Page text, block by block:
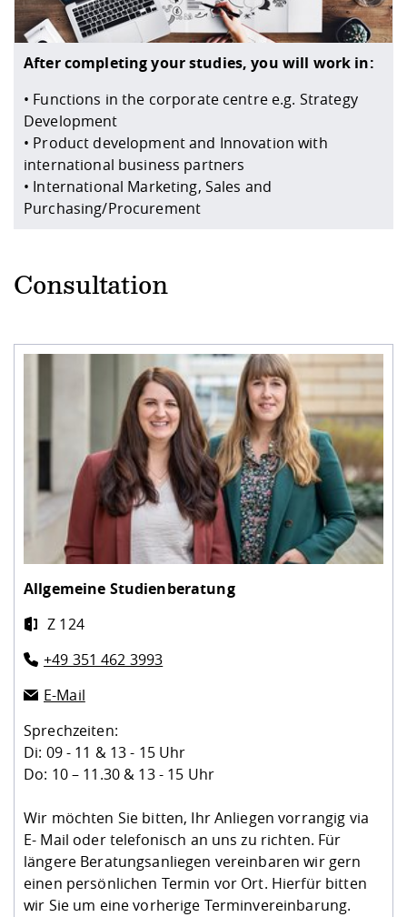
After completing your studies, you will work in:
• Functions in the corporate centre e.g. Strategy
Development
• Product development and Innovation with
international business partners
• International Marketing, Sales and
Purchasing/Procurement
Consultation
Allgemeine Studienberatung
Z 124
+49 351 462 3993
E-Mail
Sprechzeiten:
Di: 09 - 11 & 13 - 15 Uhr
Do: 10 – 11.30 & 13 - 15 Uhr
Wir möchten Sie bitten, Ihr Anliegen vorrangig via
E- Mail oder telefonisch an uns zu richten. Für
längere Beratungsanliegen vereinbaren wir gern
einen persönlichen Termin vor Ort. Hierfür bitten
wir Sie um eine vorherige Terminvereinbarung.